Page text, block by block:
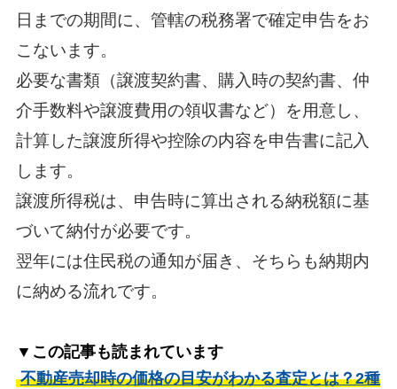
日までの期間に、管轄の税務署で確定申告をお
こないます。
必要な書類（譲渡契約書、購入時の契約書、仲
介手数料や譲渡費用の領収書など）を用意し、
計算した譲渡所得や控除の内容を申告書に記入
します。
譲渡所得税は、申告時に算出される納税額に基
づいて納付が必要です。
翌年には住民税の通知が届き、そちらも納期内
に納める流れです。
▼この記事も読まれています
不動産売却時の価格の目安がわかる査定とは？2種